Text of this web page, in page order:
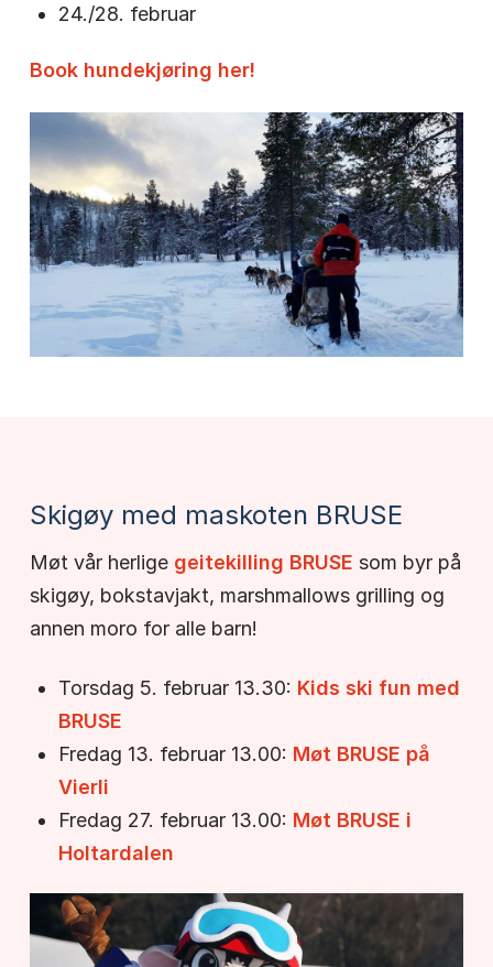
24./28. februar
Book hundekjøring her!
Skigøy med maskoten BRUSE
Møt vår herlige geitekilling BRUSE som byr på
skigøy, bokstavjakt, marshmallows grilling og
annen moro for alle barn!
Torsdag 5. februar 13.30: Kids ski fun med
BRUSE
Fredag 13. februar 13.00: Møt BRUSE på
Vierli
Fredag 27. februar 13.00: Møt BRUSE i
Holtardalen